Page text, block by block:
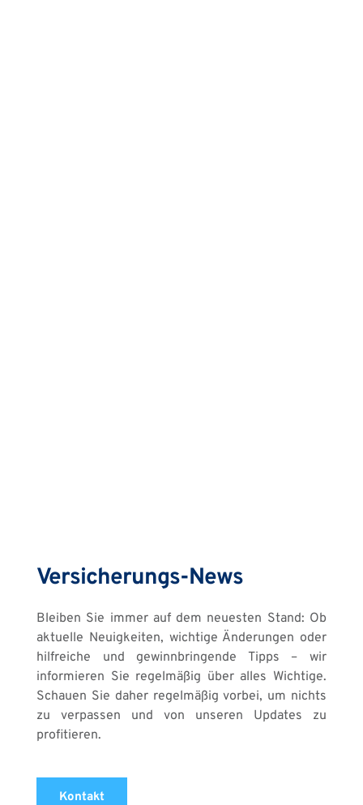
Versicherungs-News
Bleiben Sie immer auf dem neuesten Stand: Ob
aktuelle Neuigkeiten, wichtige Änderungen oder
hilfreiche und gewinnbringende Tipps – wir
informieren Sie regelmäßig über alles Wichtige.
Schauen Sie daher regelmäßig vorbei, um nichts
zu verpassen und von unseren Updates zu
profitieren.
Kontakt